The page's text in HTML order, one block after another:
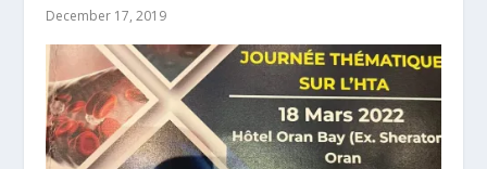
December 17, 2019